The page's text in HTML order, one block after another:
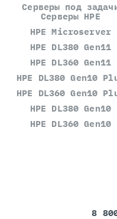
Серверы под
Серверы HPE
HPE Microserver
HPE DL380 Gen11
HPE DL360 Gen11
HPE DL380 Gen10
HPE DL360 Gen10
HPE DL380 Gen10
HPE DL360 Gen10
8